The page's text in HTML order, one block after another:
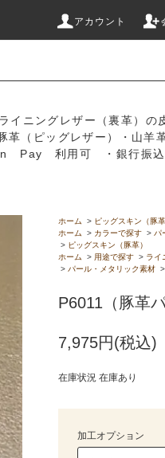
アカウント
イニングレザー（裏革）の
革（ピッグレザー）・山羊
Pay 利用可 ・銀行振
ホーム > ピッグスキン（豚革
ホーム
> カラーで探す > パ
> ピッグスキン（豚革）
ホーム
> 用途で探す > ライ
> パール・メタリック素材 >
P6011（豚革
7,975円(税込)
在庫状況 在庫あり
加工オプション